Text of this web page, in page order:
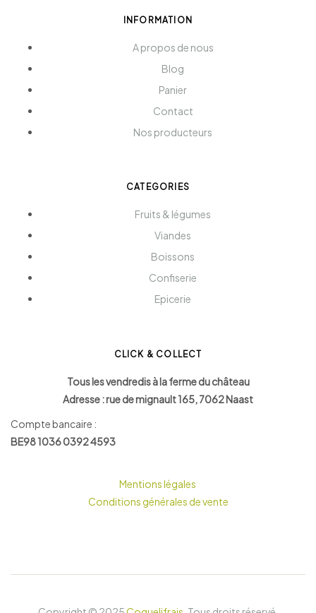
INFORMATION
A propos de nous
Blog
Panier
Contact
Nos producteurs
CATEGORIES
Fruits & légumes
Viandes
Boissons
Confiserie
Epicerie
CLICK & COLLECT
Tous les vendredis à la ferme du château
Adresse : rue de mignault 165, 7062 Naast
Compte bancaire :
BE98 1036 0392 4593
Mentions légales
Conditions générales de vente